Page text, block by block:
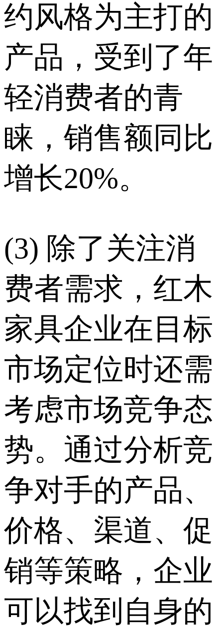
约风格为主打的
产品，受到了年
轻消费者的青
睐，销售额同比
增长20%。
(3) 除了关注消
费者需求，红木
家具企业在目标
市场定位时还需
考虑市场竞争态
势。通过分析竞
争对手的产品、
价格、渠道、促
销等策略，企业
可以找到自身的